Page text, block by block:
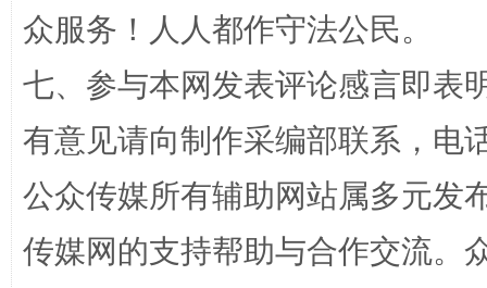
网上购药对药下症？
众服务！人人都作守法公民。
七、参与本网发表评论感言即表
有意见请向制作采编部联系，电
公众传媒所有辅助网站属多元发
传媒网的支持帮助与合作交流。